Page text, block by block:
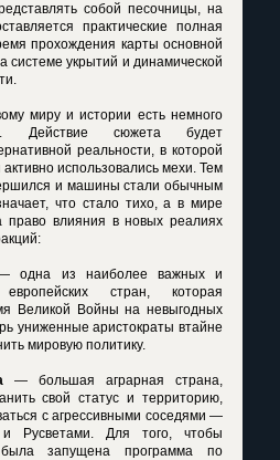
собой песочницы, на
практические полная
прохождения карты основной
системе укрытий и динамической
миру и истории есть немного
Действие сюжета будет
реальности, в которой
использовались мехи. Тем
и машины стали обычным
что стало тихо, а в мире
право влияния в новых реалиях
одна из наиболее важных и
стран, которая
Великой Войны на невыгодных
униженные аристократы втайне
мировую политику.
— большая аграрная страна,
свой статус и территорию,
с агрессивными соседями —
и Русветами. Для того, чтобы
была запущена программа по